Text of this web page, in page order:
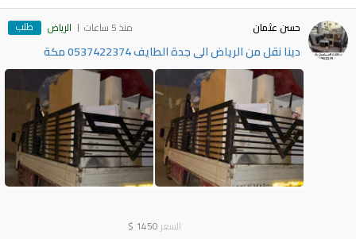
حسن عثمان منذ 5 ساعات الرياض طلب
دينا نقل من الرياض الى جدة الطايف 0537422374 مكة
السعر 1450
$